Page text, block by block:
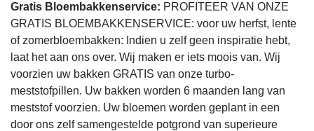
Gratis Bloembakkenservice: PROFITEER VAN ONZE
GRATIS BLOEMBAKKENSERVICE: voor uw herfst, lente
of zomerbloembakken: Indien u zelf geen inspiratie hebt,
laat het aan ons over. Wij maken er iets moois van. Wij
voorzien uw bakken GRATIS van onze turbo-
meststofpillen. Uw bakken worden 6 maanden lang van
meststof voorzien. Uw bloemen worden geplant in een
door ons zelf samengestelde potgrond van superieure